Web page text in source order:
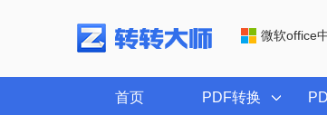
微软office
首页 PDF转换